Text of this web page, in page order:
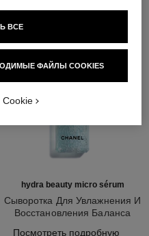
hydra beauty micro sérum
Сыворотка Для Увлажнения И
Восстановления Баланса
Посмотреть подробную
ФАЙЛЫ COOKIES
ВСЕ
Cookie